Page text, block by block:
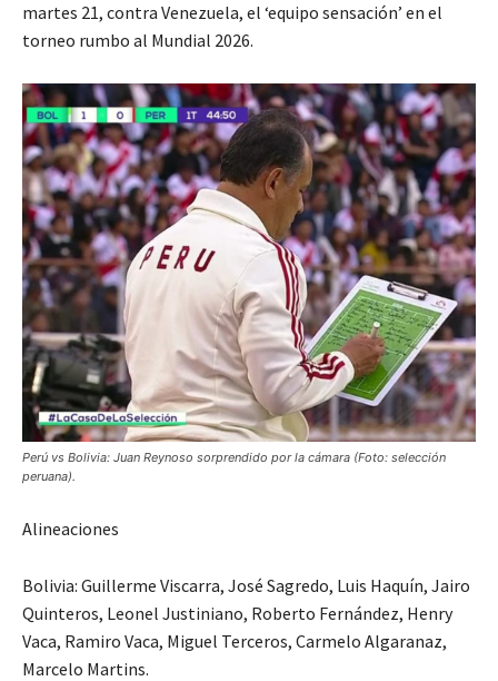
martes 21, contra Venezuela, el ‘equipo sensación’ en el
torneo rumbo al Mundial 2026.
Perú vs Bolivia: Juan Reynoso sorprendido por la cámara (Foto: selección
peruana).
Alineaciones
Bolivia: Guillerme Viscarra, José Sagredo, Luis Haquín, Jairo
Quinteros, Leonel Justiniano, Roberto Fernández, Henry
Vaca, Ramiro Vaca, Miguel Terceros, Carmelo Algaranaz,
Marcelo Martins.